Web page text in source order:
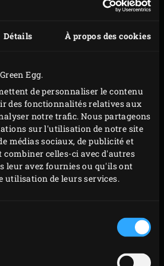
Détails À propos des cookies
Egg.
de personnaliser le contenu
des fonctionnalités relatives aux
notre trafic. Nous partageons
sur l'utilisation de notre site
médias sociaux, de publicité et
combiner celles-ci avec d'autres
leur avez fournies ou qu'ils ont
utilisation de leurs services.
CROIRE =
innovant, il faut d’abord
sa plus-value pour qu’ils
à faire en tête à tête. Je
salons du jardin, expositions et
on pouvait ainsi facilement
le coffre rempli de
sont les morceaux qui sèchent le